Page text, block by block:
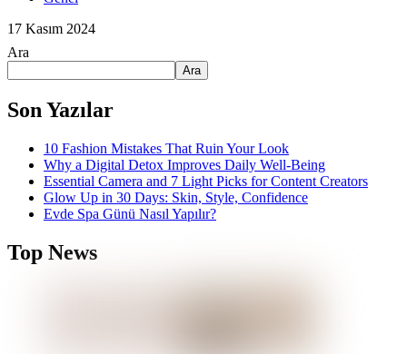
17 Kasım 2024
Ara
Ara
Son Yazılar
10 Fashion Mistakes That Ruin Your Look
Why a Digital Detox Improves Daily Well-Being
Essential Camera and 7 Light Picks for Content Creators
Glow Up in 30 Days: Skin, Style, Confidence
Evde Spa Günü Nasıl Yapılır?
Top News